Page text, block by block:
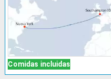
Comidas incluidas